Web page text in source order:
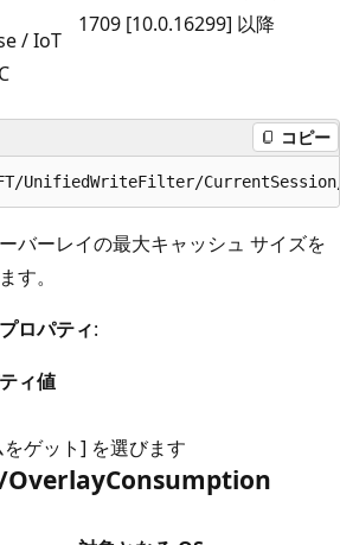
/ IoT
1709 [10.0.16299] 以降
コピー
バーレイの最大キャッシュ サイズを
す。
ロパティ:
ィ値
ゲット] を選びます